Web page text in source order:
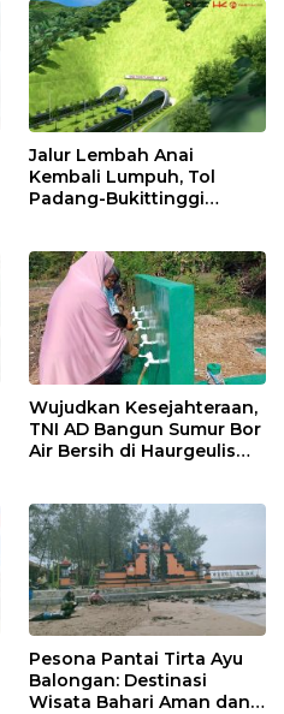
Jalur Lembah Anai
Kembali Lumpuh, Tol
Padang-Bukittinggi
Wujudkan Kesejahteraan,
TNI AD Bangun Sumur Bor
Air Bersih di Haurgeulis
Pesona Pantai Tirta Ayu
Balongan: Destinasi
Wisata Bahari Aman dan